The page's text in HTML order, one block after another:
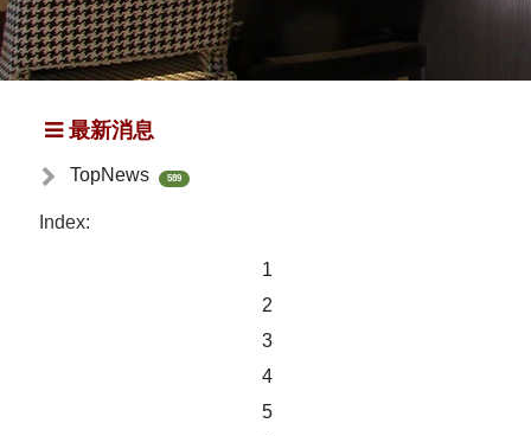
最新消息
TopNews 589
Index:
1
2
3
4
5